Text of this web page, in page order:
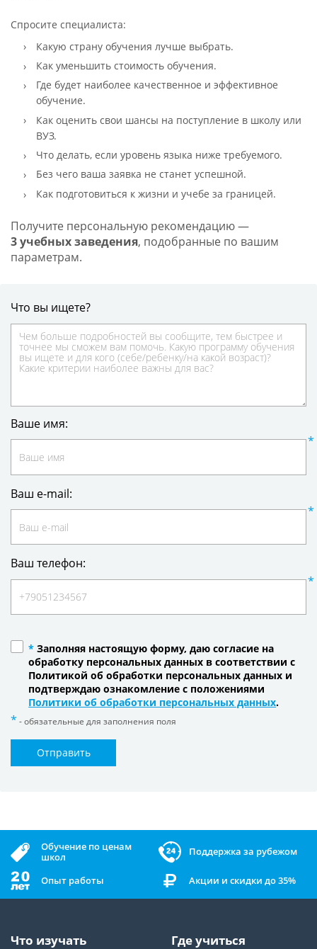
Спросите специалиста:
Какую страну обучения лучше выбрать.
Как уменьшить стоимость обучения.
Где будет наиболее качественное и эффективное
обучение.
Как оценить свои шансы на поступление в школу или
ВУЗ.
Что делать, если уровень языка ниже требуемого.
Без чего ваша заявка не станет успешной.
Как подготовиться к жизни и учебе за границей.
Получите персональную рекомендацию —
3 учебных заведения, подобранные по вашим
параметрам.
Что вы ищете?
Ваше имя:
Ваш e-mail:
Ваш телефон:
* Заполняя настоящую форму, даю согласие на
обработку персональных данных в соответствии с
Политикой об обработки персональных данных и
подтверждаю ознакомление с положениями
Политики об обработки персональных данных.
- обязательные для заполнения поля
Отправить
Обучение по ценам
школ
Поддержка за рубежом
Опыт работы Акции и скидки до 35%
Что изучать Где учиться